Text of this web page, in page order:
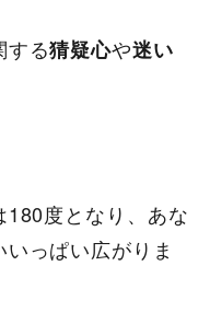
する猜疑心や迷い
度となり、あな
っぱい広がりま